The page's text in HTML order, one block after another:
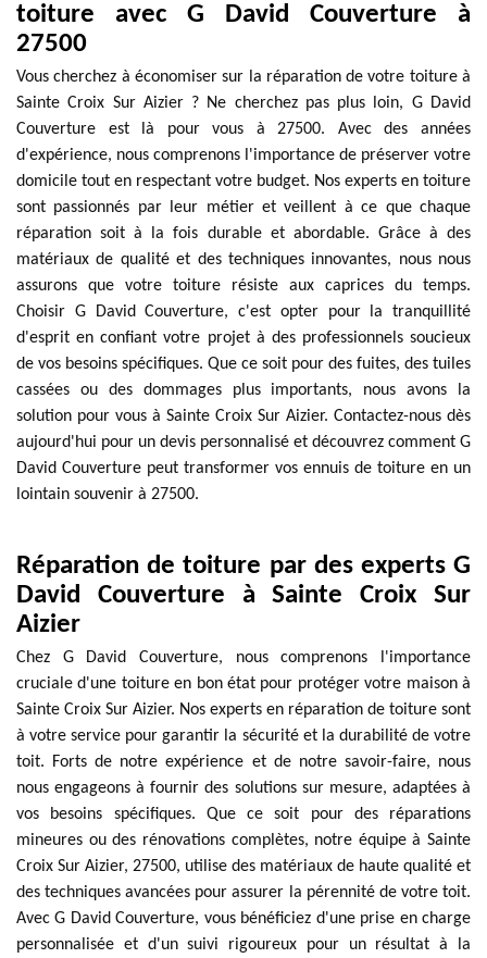
toiture avec G David Couverture à
27500
Vous cherchez à économiser sur la réparation de votre toiture à
Sainte Croix Sur Aizier ? Ne cherchez pas plus loin, G David
Couverture est là pour vous à 27500. Avec des années
d'expérience, nous comprenons l'importance de préserver votre
domicile tout en respectant votre budget. Nos experts en toiture
sont passionnés par leur métier et veillent à ce que chaque
réparation soit à la fois durable et abordable. Grâce à des
matériaux de qualité et des techniques innovantes, nous nous
assurons que votre toiture résiste aux caprices du temps.
Choisir G David Couverture, c'est opter pour la tranquillité
d'esprit en confiant votre projet à des professionnels soucieux
de vos besoins spécifiques. Que ce soit pour des fuites, des tuiles
cassées ou des dommages plus importants, nous avons la
solution pour vous à Sainte Croix Sur Aizier. Contactez-nous dès
aujourd'hui pour un devis personnalisé et découvrez comment G
David Couverture peut transformer vos ennuis de toiture en un
lointain souvenir à 27500.
Réparation de toiture par des experts G
David Couverture à Sainte Croix Sur
Aizier
Chez G David Couverture, nous comprenons l'importance
cruciale d'une toiture en bon état pour protéger votre maison à
Sainte Croix Sur Aizier. Nos experts en réparation de toiture sont
à votre service pour garantir la sécurité et la durabilité de votre
toit. Forts de notre expérience et de notre savoir-faire, nous
nous engageons à fournir des solutions sur mesure, adaptées à
vos besoins spécifiques. Que ce soit pour des réparations
mineures ou des rénovations complètes, notre équipe à Sainte
Croix Sur Aizier, 27500, utilise des matériaux de haute qualité et
des techniques avancées pour assurer la pérennité de votre toit.
Avec G David Couverture, vous bénéficiez d'une prise en charge
personnalisée et d'un suivi rigoureux pour un résultat à la